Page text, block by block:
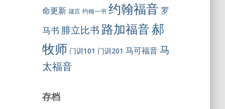
命更新 箴言 约翰一书 约翰福音 罗
马书 腓立比书 路加福音郝
牧师 门训101 门训201 马可福音 马
太福音
存档